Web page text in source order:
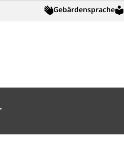
Gebärdensprache